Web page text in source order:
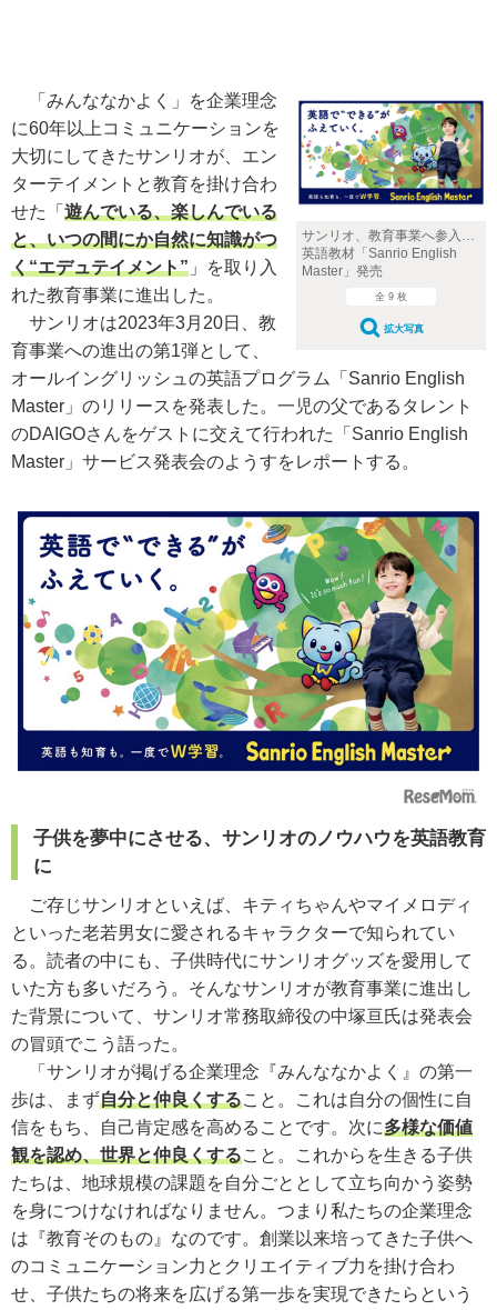
サンリオ、教育事業へ参入…
英語教材「Sanrio English
Master」発売
全 9 枚
拡大写真
「みんななかよく」を企業理念
に60年以上コミュニケーションを
大切にしてきたサンリオが、エン
ターテイメントと教育を掛け合わ
せた「 遊んでいる、楽しんでいる
と、いつの間にか自然に知識がつ
く“エデュテイメント” 」を取り入
れた教育事業に進出した。
サンリオは2023年3月20日、教
育事業への進出の第1弾として、
オールイングリッシュの英語プログラム「Sanrio English
Master」のリリースを発表した。一児の父であるタレント
のDAIGOさんをゲストに交えて行われた「Sanrio English
Master」サービス発表会のようすをレポートする。
子供を夢中にさせる、サンリオのノウハウを英語教育
に
ご存じサンリオといえば、キティちゃんやマイメロディ
といった老若男女に愛されるキャラクターで知られてい
る。読者の中にも、子供時代にサンリオグッズを愛用して
いた方も多いだろう。そんなサンリオが教育事業に進出し
た背景について、サンリオ常務取締役の中塚亘氏は発表会
の冒頭でこう語った。
「サンリオが掲げる企業理念『みんななかよく』の第一
歩は、まず自分と仲良くすること。これは自分の個性に自
信をもち、自己肯定感を高めることです。次に多様な価値
観を認め、世界と仲良くすること。これからを生きる子供
たちは、地球規模の課題を自分ごととして立ち向かう姿勢
を身につけなければなりません。つまり私たちの企業理念
は『教育そのもの』なのです。創業以来培ってきた子供へ
のコミュニケーション力とクリエイティブ力を掛け合わ
せ、子供たちの将来を広げる第一歩を実現できたらという